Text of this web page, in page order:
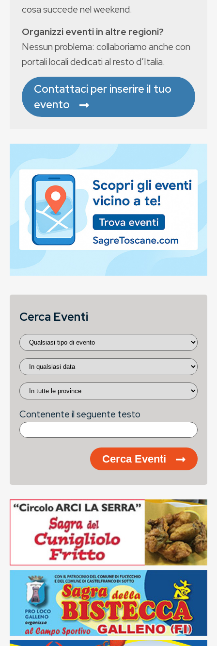
cosa succede nel weekend.
Organizzi eventi in altre regioni?
Nessun problema: collaboriamo anche con
portali locali dedicati al resto d’Italia.
Contattaci per inserire il tuo
evento
Cerca Eventi
Contenente il seguente testo
Cerca Eventi